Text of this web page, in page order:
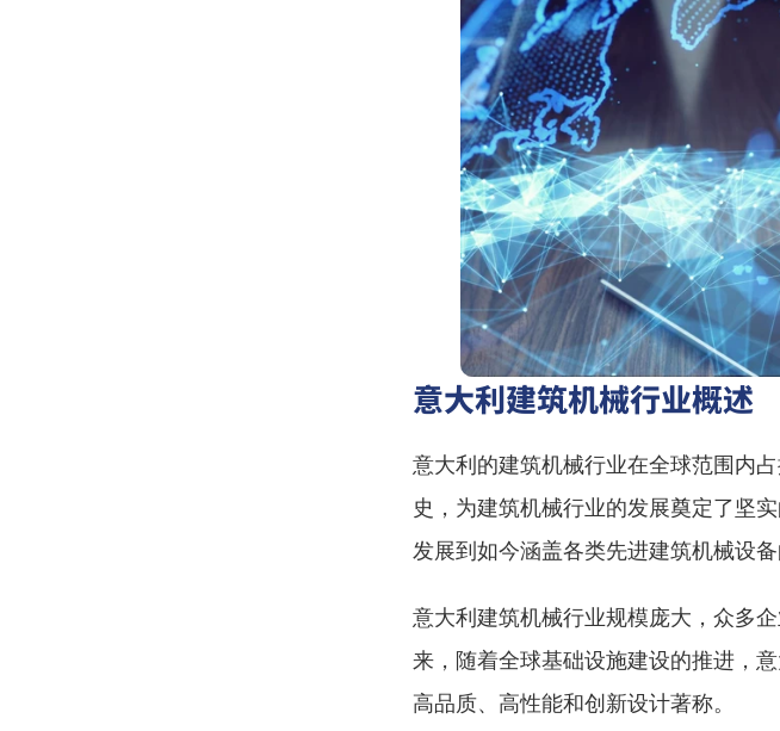
意大利建筑机械行业概述
意大利的建筑机械行业在全球范围内
史，为建筑机械行业的发展奠定了坚
发展到如今涵盖各类先进建筑机械设备
意大利建筑机械行业规模庞大，众多
来，随着全球基础设施建设的推进，
高品质、高性能和创新设计著称。